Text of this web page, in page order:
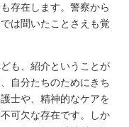
存在します。警察から
は聞いたことさえも覚
も、紹介ということが
自分たちのためにきち
士や、精神的なケアを
可欠な存在です。しか